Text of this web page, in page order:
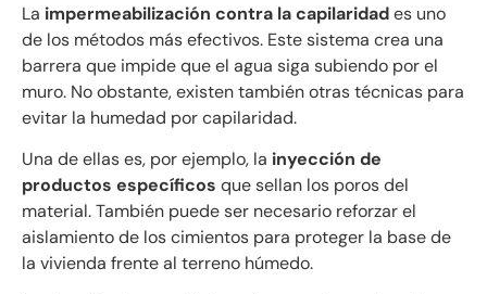
La impermeabilización contra la capilaridades uno
de los métodos más efectivos. Este sistema crea una
barrera que impide que el agua siga subiendo por el
muro. No obstante, existen también otras técnicas para
evitar la humedad por capilaridad.
Una de ellas es, por ejemplo, la inyección de
productos específicos que sellan los poros del
material. También puede ser necesario reforzar el
aislamiento de los cimientos para proteger la base de
la vivienda frente al terreno húmedo.